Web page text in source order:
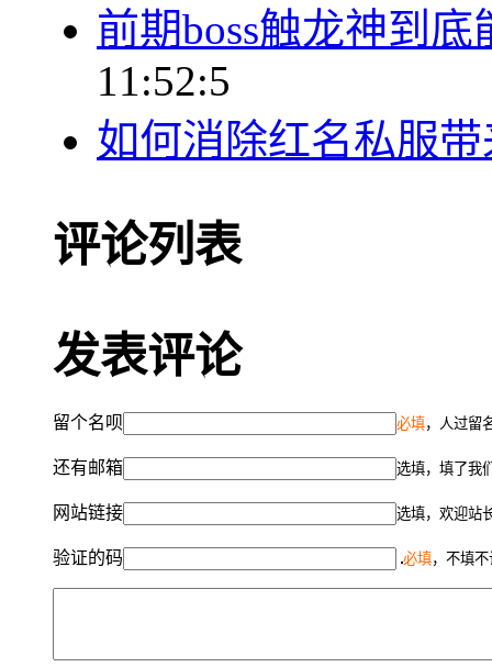
前期boss触龙神到
11:52:5
如何消除红名私服
评论列表
发表评论
留个名呗 必填，人过留
还有邮箱 选填，填了我
网站链接 选填，欢迎站
验证的码 必填，不填